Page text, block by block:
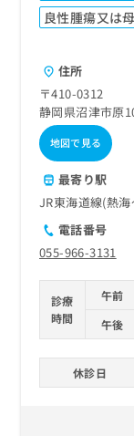
良性腫瘍又は
住所
〒410-0312
静岡県沼津市原
地図で見る
最寄り駅
JR東海道線(熱海
電話番号
055-966-3131
診療
時間
午前
午後
休診日